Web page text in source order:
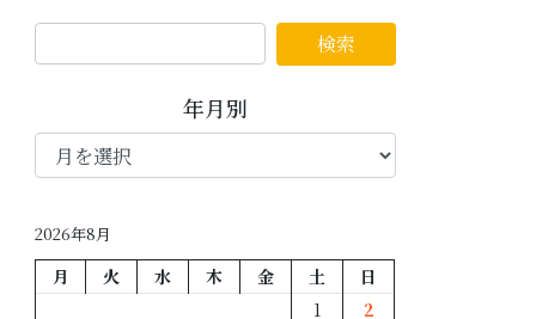
年月別
年
2026年8月
月 火 水 木 金 土
日
1
2